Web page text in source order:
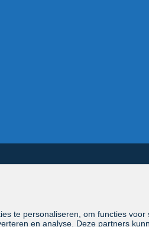
te personaliseren, om functies
en analyse. Deze partners